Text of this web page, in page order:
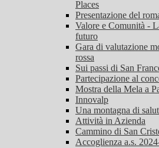
Places
Presentazione del
Valore e Comunità -
futuro
Gara di valutazione
rossa
Sui passi di San
Partecipazione al
Mostra della Mela a
Innovalp
Una montagna di
Attività in Azienda
Cammino di San
Accoglienza a.s.